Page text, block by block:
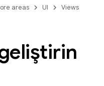
areas UI Views
geliştirin